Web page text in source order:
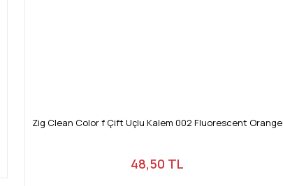
Zig Clean Color f Çift Uçlu Kalem 002 Fluorescent Orange
48,50 TL